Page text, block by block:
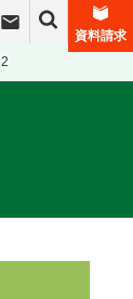
資料請求